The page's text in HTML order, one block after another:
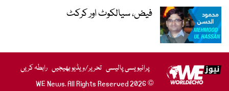
فیض، سیالکوٹ اور کرکٹ
پرائیویسی پالیسی تحریر/ویڈیو بھیجیں رابطہ کریں
© 2026 WE News. All Rights Reserved